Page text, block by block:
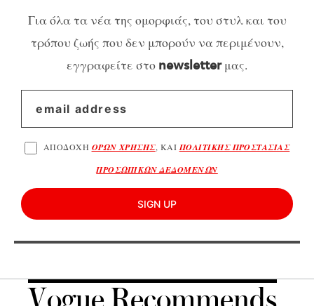
Για όλα τα νέα της ομορφιάς, του στυλ και του
τρόπου ζωής που δεν μπορούν να περιμένουν,
εγγραφείτε στο newsletterμας.
ΑΠΟΔΟΧΗ ΟΡΩΝ ΧΡΗΣΗΣ, ΚΑΙΠΟΛΙΤΙΚΗΣ ΠΡΟΣΤΑΣΙΑΣ
ΠΡΟΣΩΠΙΚΩΝ ΔΕΔΟΜΕΝΩΝ
SIGN UP